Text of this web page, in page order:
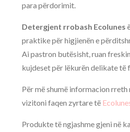
para përdorimit.
Detergjent rrobash Ecolunes
praktike për higjienën e
Ai pastron butësisht, ruan
kujdeset për lëkurën delikate të
Për më shumë informacion rreth
vizitoni faqen zyrtare të
Produkte të ngjashme gjeni në